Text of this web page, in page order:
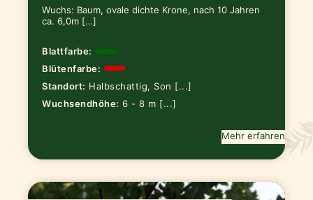
Wuchs: Baum, ovale dichte Krone, nach 10 Jahren
ca. 6,0m […]
Blattfarbe:
Blütenfarbe:
Standort: Halbschattig, Son [...]
Wuchsendhöhe: 6 - 8 m [...]
Mehr erfahren